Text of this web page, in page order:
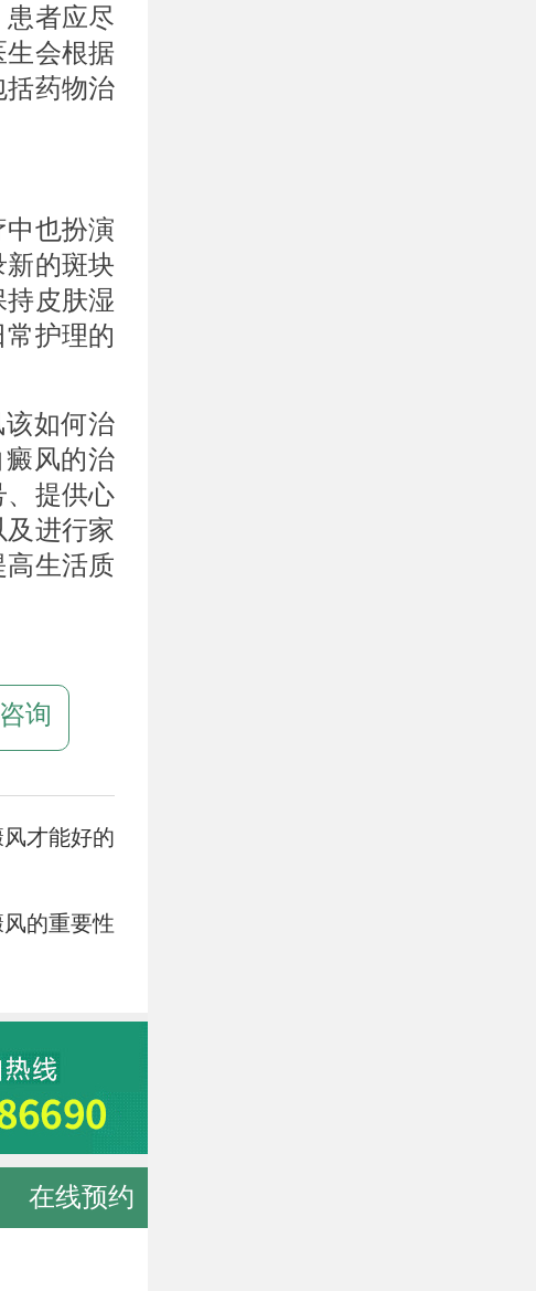
患者应尽
会根据
括药物治
也扮演
的斑块
持皮肤湿
护理的
如何治
风的治
、提供心
进行家
高生活质
询
才能好的
的重要性
在线预约